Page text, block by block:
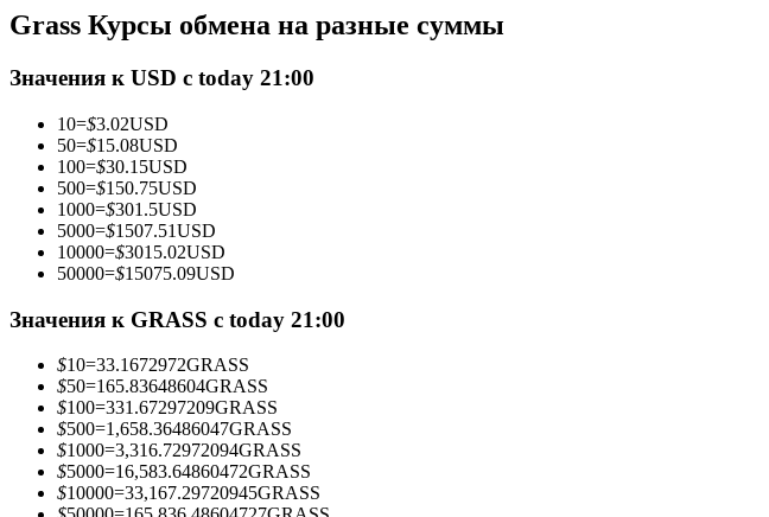
Фьючерсы с использованием USDC в качестве обеспечения
Копирование торговли
Grass Курсы обмена на разные суммы
Значения к USD с today 21:00
10=$3.02USD
50=$15.08USD
100=$30.15USD
500=$150.75USD
1000=$301.5USD
5000=$1507.51USD
10000=$3015.02USD
50000=$15075.09USD
Значения к GRASS с today 21:00
$10=33.1672972GRASS
$50=165.83648604GRASS
$100=331.67297209GRASS
$500=1,658.36486047GRASS
$1000=3,316.72972094GRASS
$5000=16,583.64860472GRASS
$10000=33,167.29720945GRASS